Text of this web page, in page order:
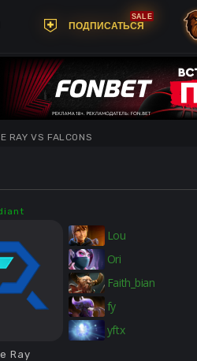
ПОДПИСАТЬСЯ
SALE
RAY VS FALCONS
Ray
Lou
Ori
Faith_bian
fy
yftx